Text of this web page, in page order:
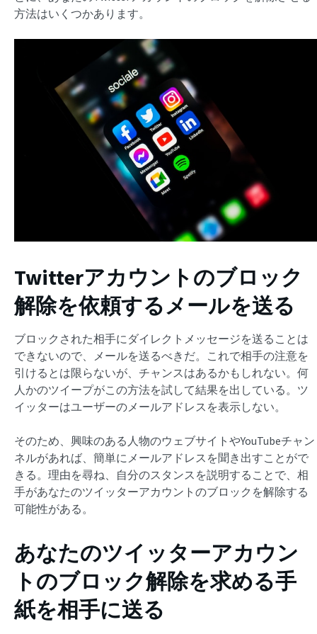
方法はいくつかあります。
Twitterアカウントのブロック
解除を依頼するメールを送る
ブロックされた相手にダイレクトメッセージを送ることは
できないので、メールを送るべきだ。これで相手の注意を
引けるとは限らないが、チャンスはあるかもしれない。何
人かのツイープがこの方法を試して結果を出している。ツ
イッターはユーザーのメールアドレスを表示しない。
そのため、興味のある人物のウェブサイトやYouTubeチャン
ネルがあれば、簡単にメールアドレスを聞き出すことがで
きる。理由を尋ね、自分のスタンスを説明することで、相
手があなたのツイッターアカウントのブロックを解除する
可能性がある。
あなたのツイッターアカウン
トのブロック解除を求める手
紙を相手に送る